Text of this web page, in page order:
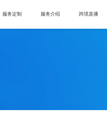
服务定制 服务介绍 跨境直播